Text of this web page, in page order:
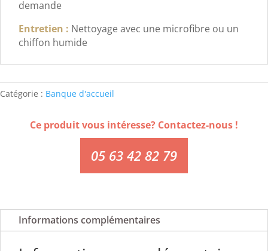
demande
Entretien : Nettoyage avec une microfibre ou un
chiffon humide
Catégorie : Banque d'accueil
Ce produit vous intéresse? Contactez-nous !
05 63 42 82 79
Informations complémentaires